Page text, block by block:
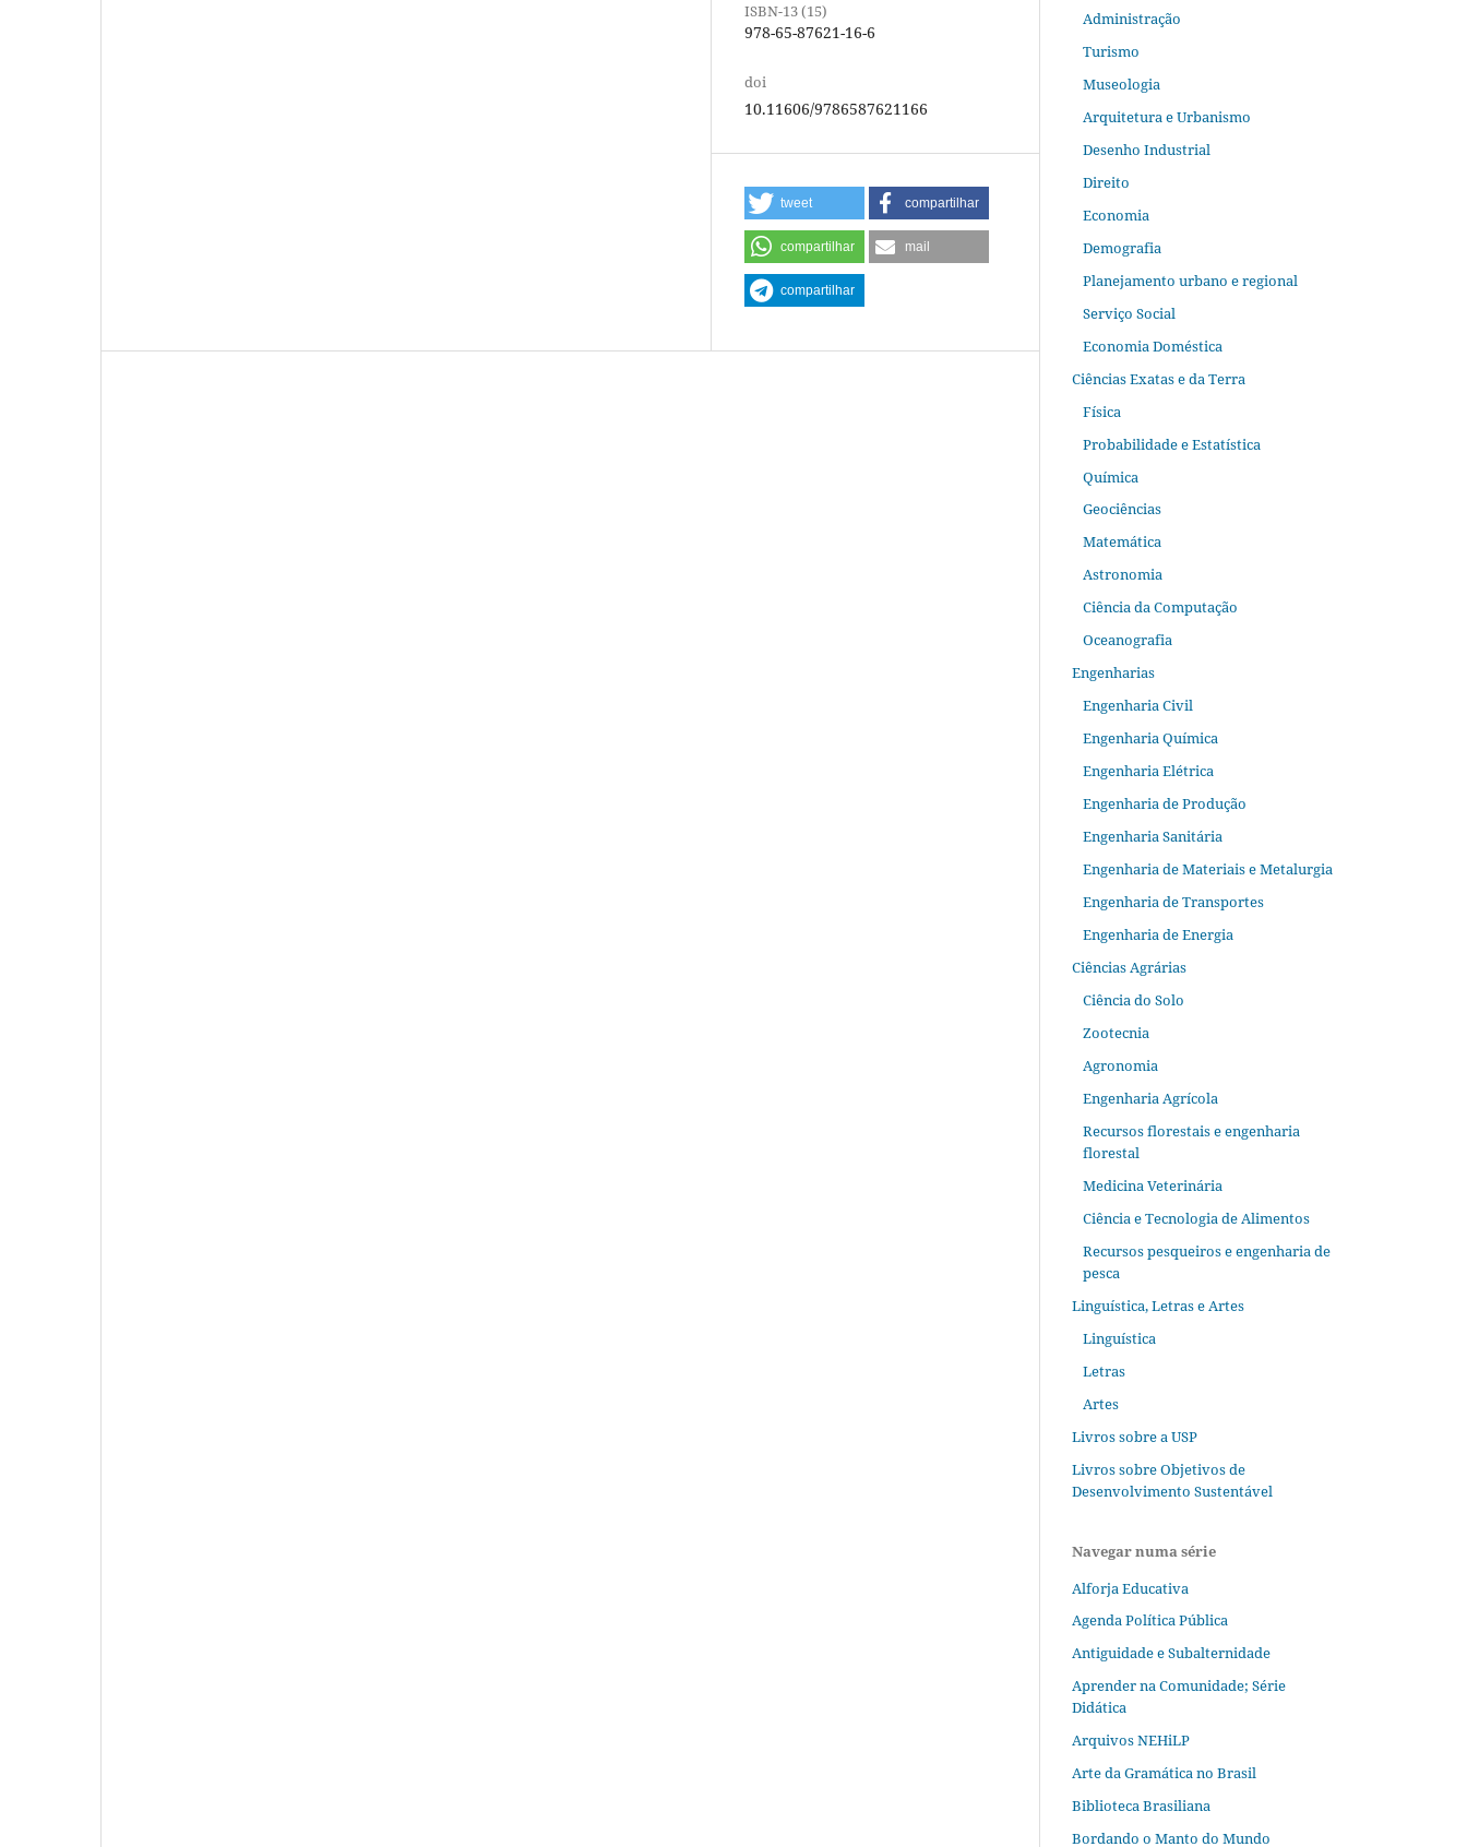
ISBN-13 (15)
978-65-87621-16-6
doi
10.11606/9786587621166
tweet compartilhar
compartilhar mail
compartilhar
Administração
Turismo
Museologia
Arquitetura e Urbanismo
Desenho Industrial
Direito
Economia
Demografia
Planejamento urbano e regional
Serviço Social
Economia Doméstica
Ciências Exatas e da Terra
Física
Probabilidade e Estatística
Química
Geociências
Matemática
Astronomia
Ciência da Computação
Oceanografia
Engenharias
Engenharia Civil
Engenharia Química
Engenharia Elétrica
Engenharia de Produção
Engenharia Sanitária
Engenharia de Materiais e Metalurgia
Engenharia de Transportes
Engenharia de Energia
Ciências Agrárias
Ciência do Solo
Zootecnia
Agronomia
Engenharia Agrícola
Recursos florestais e engenharia
florestal
Medicina Veterinária
Ciência e Tecnologia de Alimentos
Recursos pesqueiros e engenharia de
pesca
Linguística, Letras e Artes
Linguística
Letras
Artes
Livros sobre a USP
Livros sobre Objetivos de
Desenvolvimento Sustentável
Navegar numa série
Alforja Educativa
Agenda Política Pública
Antiguidade e Subalternidade
Aprender na Comunidade; Série
Didática
Arquivos NEHiLP
Arte da Gramática no Brasil
Biblioteca Brasiliana
Bordando o Manto do Mundo